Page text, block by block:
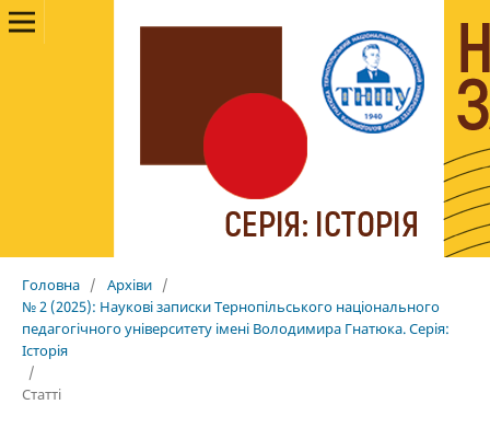
Головна / Архіви /
№ 2 (2025): Наукові записки Тернопільського національного
педагогічного університету імені Володимира Гнатюка. Cерія:
Історія
/
Статті